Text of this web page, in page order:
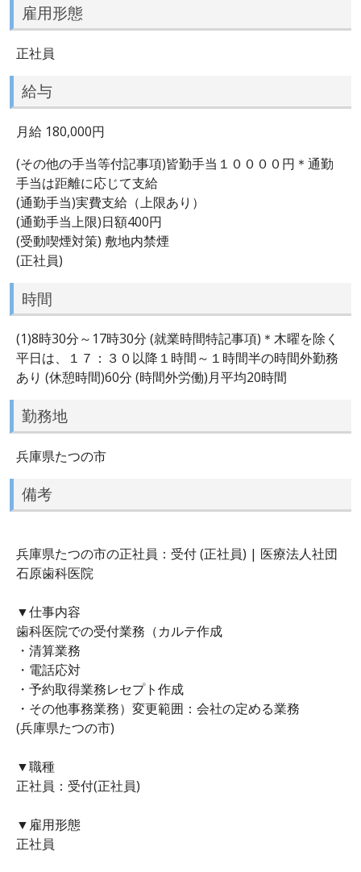
雇用形態
正社員
給与
月給 180,000円
(その他の手当等付記事項)皆勤手当１００００円＊通勤
手当は距離に応じて支給
(通勤手当)実費支給（上限あり）
(通勤手当上限)日額400円
(受動喫煙対策) 敷地内禁煙
(正社員)
時間
(1)8時30分～17時30分 (就業時間特記事項)＊木曜を除く
平日は、１７：３０以降１時間～１時間半の時間外勤務
あり (休憩時間)60分 (時間外労働)月平均20時間
勤務地
兵庫県たつの市
備考
兵庫県たつの市の正社員：受付 (正社員) | 医療法人社団
石原歯科医院
▼仕事内容
歯科医院での受付業務（カルテ作成
・清算業務
・電話応対
・予約取得業務レセプト作成
・その他事務業務）変更範囲：会社の定める業務
(兵庫県たつの市)
▼職種
正社員：受付(正社員)
▼雇用形態
正社員